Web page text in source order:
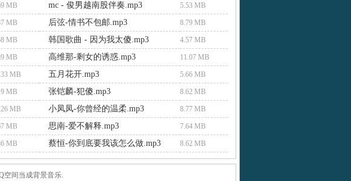
MB mc - 俊男越南股伴奏.mp3 5.53 MB
MB 后弦-情书不包邮.mp3 8.79 MB
MB 韩国歌曲 - 因为我太傻.mp3 4.57 MB
MB 高维那-剩女的诱惑.mp3 11.07 MB
MB 五月花开.mp3 5.66 MB
MB 张铠麟-犯傻.mp3 8.62 MB
MB 小凤凤-你曾经的温柔.mp3 8.77 MB
MB 思南-爱不解释.mp3 7.64 MB
MB 蔡恒-你到底要我该怎么做.mp3 8.62 MB
空间当成背景音乐.